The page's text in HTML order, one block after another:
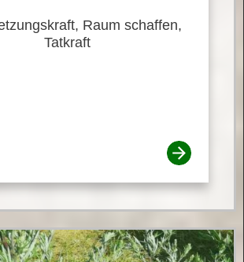
Raum schaffen,
Tatkraft